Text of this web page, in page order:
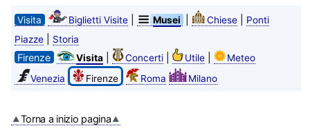
Visita Biglietti Visite| Musei Chiese|
Ponti
Piazze| Storia
Firenze Visita| Concerti| Utile|
Meteo
Venezia
Firenze Roma Milano
Torna a inizio pagina